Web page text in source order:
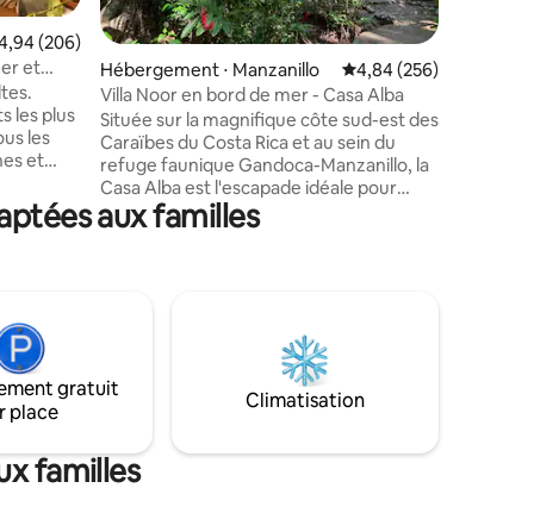
: 4,79 sur 5
moyenne sur la base de 206 commentaires : 4,94 sur 5
(206)
et
les plus
et
avec
Hébergement ⋅ Manzanillo Évaluation moyenne
4,84 (256)
Villa Noor en bord de mer - Casa Alba
Située sur la magnifique côte sud-est des
Caraïbes du Costa Rica et au sein du
refuge faunique Gandoca-Manzanillo, la
Casa Alba est l'escapade idéale pour
passer un bon moment en famille et
entre amis. La maison elle-même est
jardin tropical où vous pouvez trouver
des arbres de forêt tropicale géants, un
petit ruisseau, oiseaux, iguanes, singes
hurleurs et d'autres espèces sauvages.
aux familles
gratuit
place
Climatisation
familles